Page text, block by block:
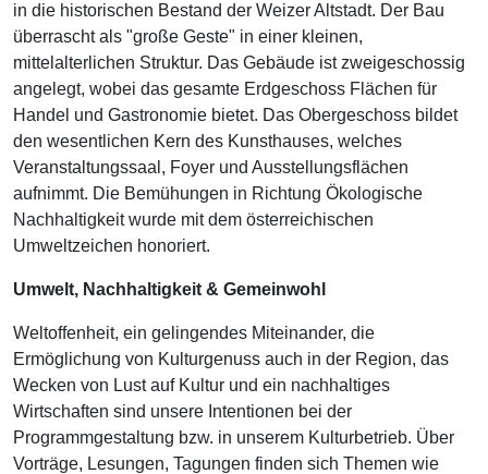
in die historischen Bestand der Weizer Altstadt. Der Bau
überrascht als "große Geste" in einer kleinen,
mittelalterlichen Struktur. Das Gebäude ist zweigeschossig
angelegt, wobei das gesamte Erdgeschoss Flächen für
Handel und Gastronomie bietet. Das Obergeschoss bildet
den wesentlichen Kern des Kunsthauses, welches
Veranstaltungssaal, Foyer und Ausstellungsflächen
aufnimmt. Die Bemühungen in Richtung Ökologische
Nachhaltigkeit wurde mit dem österreichischen
Umweltzeichen honoriert.
Umwelt, Nachhaltigkeit & Gemeinwohl
Weltoffenheit, ein gelingendes Miteinander, die
Ermöglichung von Kulturgenuss auch in der Region, das
Wecken von Lust auf Kultur und ein nachhaltiges
Wirtschaften sind unsere Intentionen bei der
Programmgestaltung bzw. in unserem Kulturbetrieb. Über
Vorträge, Lesungen, Tagungen finden sich Themen wie